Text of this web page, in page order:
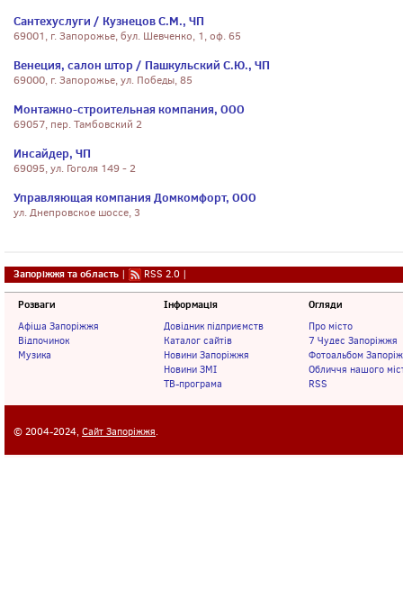
Сантехуслуги / Кузнецов С.М., ЧП
69001, г. Запорожье, бул. Шевченко, 1, оф. 65
Венеция, салон штор / Пашкульский С.Ю., ЧП
69000, г. Запорожье, ул. Победы, 85
Монтажно-строительная компания, ООО
69057, пер. Тамбовский 2
Инсайдер, ЧП
69095, ул. Гоголя 149 - 2
Управляющая компания Домкомфорт, ООО
ул. Днепровское шоссе, 3
Запоріжжя та область | RSS 2.0 |
Розваги
Афіша Запоріжжя
Відпочинок
Музика
Інформація
Довідник підприємств
Каталог сайтів
Новини Запоріжжя
Новини ЗМІ
ТВ-програма
Огляди
Про місто
7 Чудес Запоріжжя
Фотоальбом
Обличчя нашого
RSS
© 2004-2024, Сайт Запоріжжя.